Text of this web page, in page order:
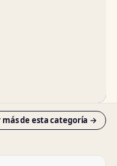
más de esta categoría →